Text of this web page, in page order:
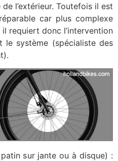
l’extérieur. Toutefois il est
car plus complexe
requiert donc l’intervention
le système (spécialiste des
sur jante ou à disque) :